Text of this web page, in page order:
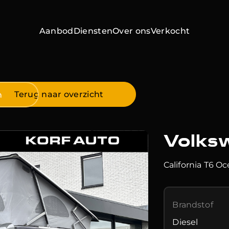
AanbodDienstenOver onsVerkocht
Diensten
Over ons
Verkocht
Contact
Terug naar overzicht
California T6
Brandstof
Diesel